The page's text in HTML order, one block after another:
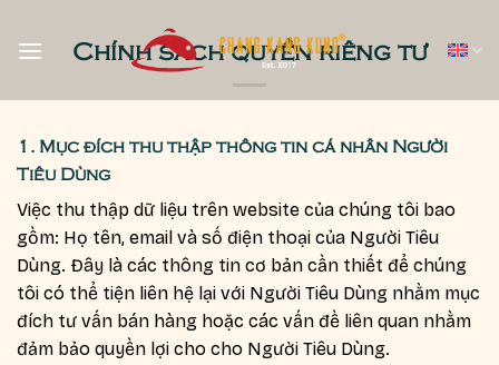
Chính sách quyền riêng tư
1. Mục đích thu thập thông tin cá nhân Người
Tiêu Dùng
Việc thu thập dữ liệu trên website của chúng tôi bao
gồm: Họ tên, email và số điện thoại của Người Tiêu
Dùng. Đây là các thông tin cơ bản cần thiết để chúng
tôi có thể tiện liên hệ lại với Người Tiêu Dùng nhằm mục
đích tư vấn bán hàng hoặc các vấn đề liên quan nhằm
đảm bảo quyền lợi cho cho Người Tiêu Dùng.